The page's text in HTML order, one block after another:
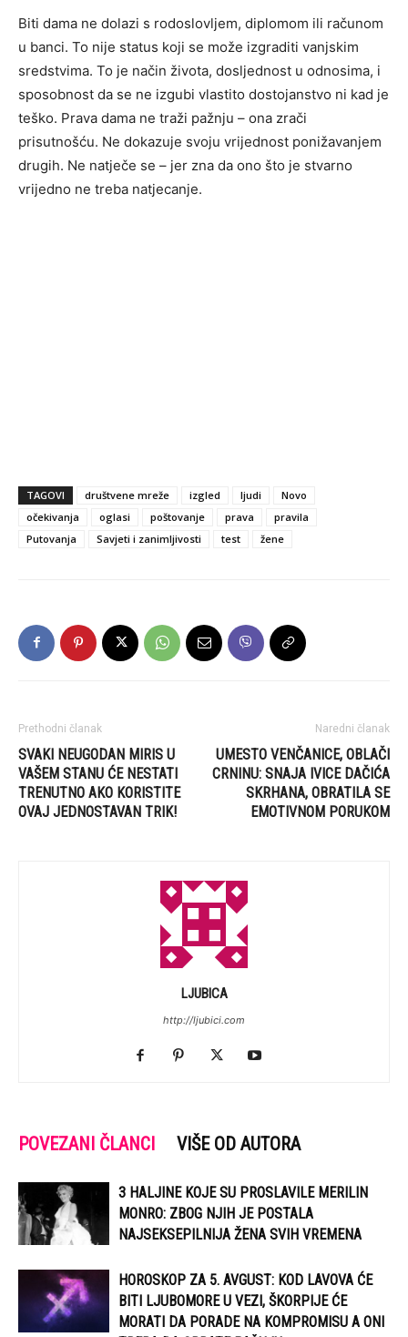
Biti dama ne dolazi s rodoslovljem, diplomom ili računom
u banci. To nije status koji se može izgraditi vanjskim
sredstvima. To je način života, dosljednost u odnosima, i
sposobnost da se ne izgubi vlastito dostojanstvo ni kad je
teško. Prava dama ne traži pažnju – ona zrači
prisutnošću. Ne dokazuje svoju vrijednost ponižavanjem
drugih. Ne natječe se – jer zna da ono što je stvarno
vrijedno ne treba natjecanje.
TAGOVI društvene mreže izgled ljudi
Novo
očekivanja
oglasi poštovanje prava
pravila
Putovanja
Savjeti i zanimljivosti test žene
Prethodni članak
SVAKI NEUGODAN MIRIS U
VAŠEM STANU ĆE NESTATI
TRENUTNO AKO KORISTITE
OVAJ JEDNOSTAVAN TRIK!
Naredni članak
UMESTO VENČANICE, OBLAČI
CRNINU: SNAJA IVICE DAČIĆA
SKRHANA, OBRATILA SE
EMOTIVNOM PORUKOM
LJUBICA
http://ljubici.com
POVEZANI ČLANCI VIŠE OD AUTORA
3 HALJINE KOJE SU PROSLAVILE MERILIN
MONRO: ZBOG NJIH JE POSTALA
NAJSEKSEPILNIJA ŽENA SVIH VREMENA
HOROSKOP ZA 5. AVGUST: KOD LAVOVA ĆE
BITI LJUBOMORE U VEZI, ŠKORPIJE ĆE
MORATI DA PORADE NA KOMPROMISU A ONI